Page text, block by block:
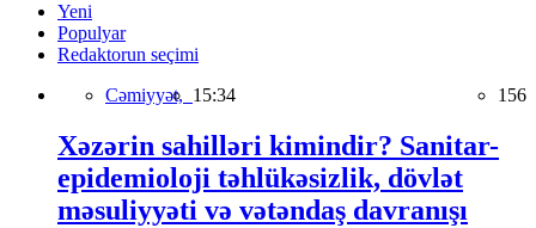
Yeni
Populyar
Redaktorun seçimi
Cəmiyyət, 15:34 156
Xəzərin sahilləri kimindir? Sanitar-
epidemioloji təhlükəsizlik, dövlət
məsuliyyəti və vətəndaş davranışı